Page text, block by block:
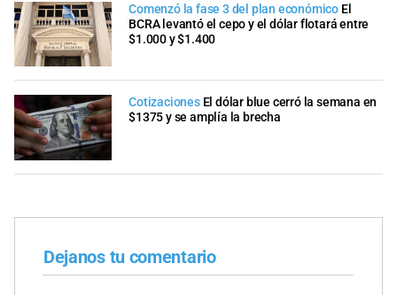
Comenzó la fase 3 del plan económico El
BCRA levantó el cepo y el dólar flotará entre
$1.000 y $1.400
Cotizaciones El dólar blue cerró la semana en
$1375 y se amplía la brecha
Dejanos tu comentario